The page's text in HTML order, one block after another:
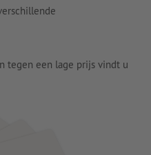
tegen een lage prijs vindt u